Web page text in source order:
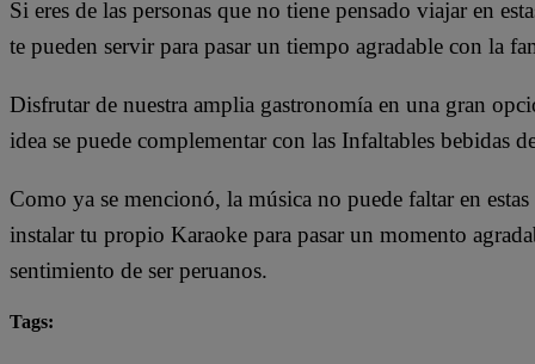
Si eres de las personas que no tiene pensado viajar en
te pueden servir para pasar un tiempo agradable con la
Disfrutar de nuestra amplia gastronomía en una gran
idea se puede complementar con las Infaltables bebidas
Como ya se mencionó, la música no puede faltar en
instalar tu propio Karaoke para pasar un momento
sentimiento de ser peruanos.
Tags: